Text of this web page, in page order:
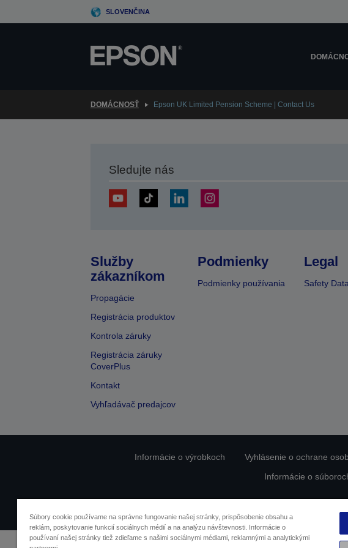
to
SLOVENČINA
DOMÁCNOSŤ Epson UK Limited Pension Scheme | Contact Us
Sledujte nás
Služby
zákazníkom
Propagácie
Registrácia produktov
Kontrola záruky
Registrácia záruky
CoverPlus
Kontakt
Vyhľadávač predajcov
Podmienky
Podmienky používania
Legal
Safety
Informácie o výrobkoch Vyhlásenie o ochrane
Informácie o
Obsah chránený
Súbory cookie používame na správne fungovanie našej stránky, prispôsobenie obsahu a
reklám, poskytovanie funkcií sociálnych médií a na analýzu návštevnosti. Informácie o
používaní našej stránky tiež zdieľame s našimi sociálnymi médiami, reklamnými a analytickými